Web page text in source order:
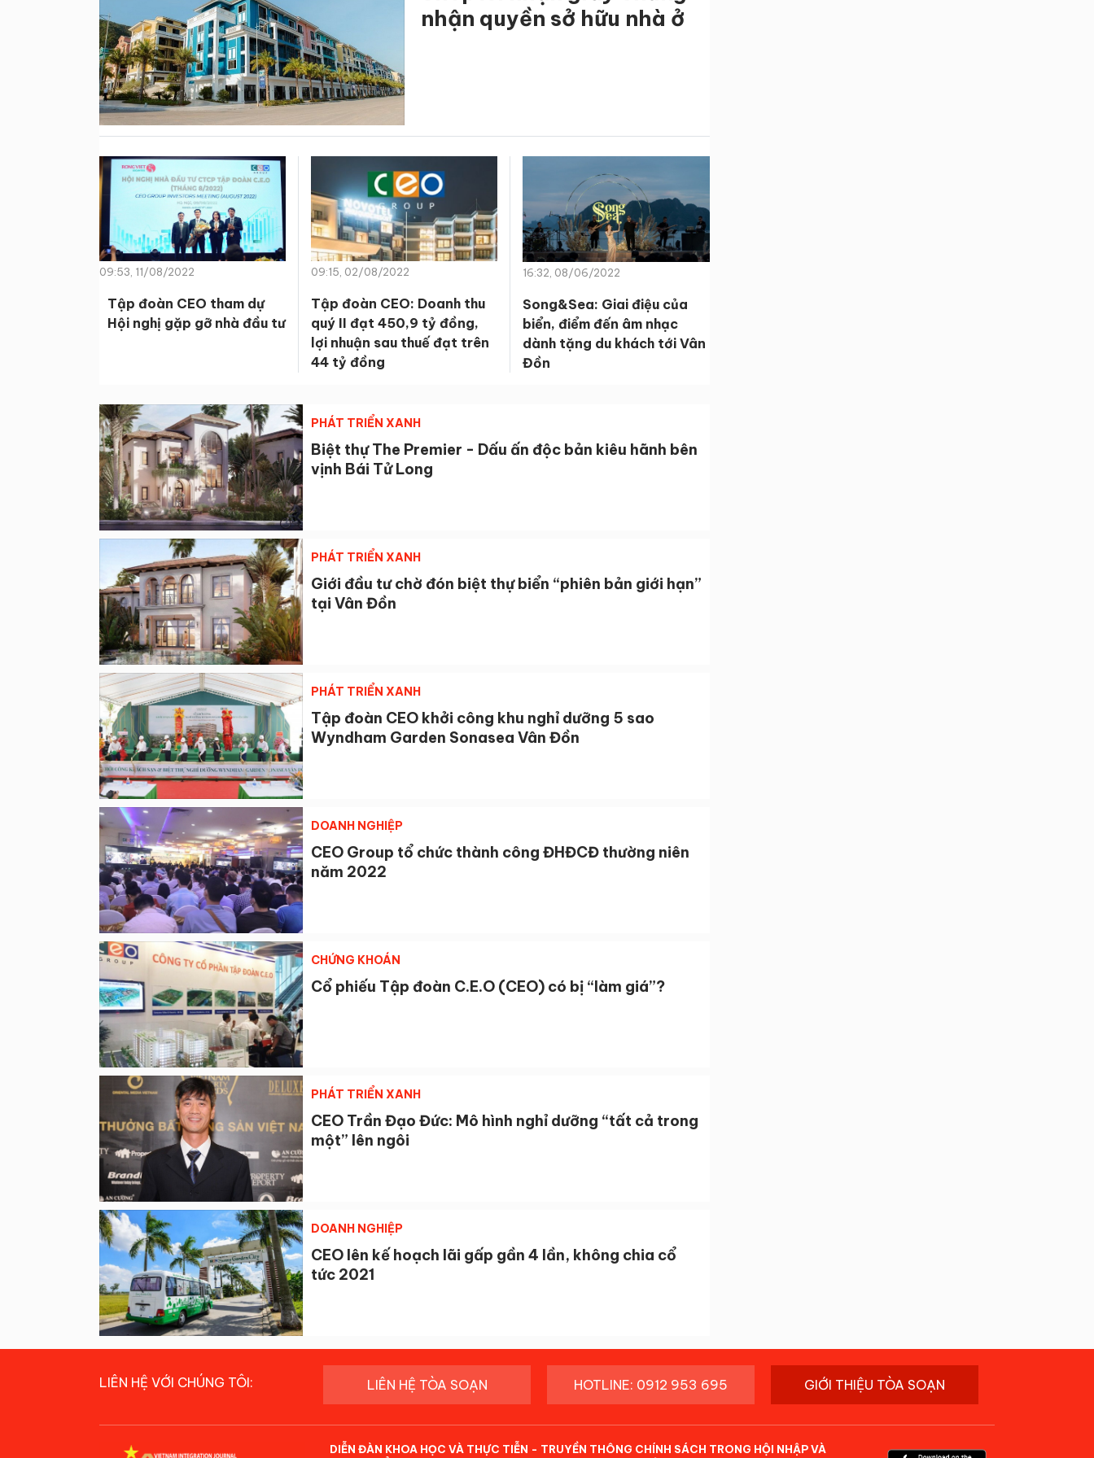
nhận quyền sở hữu nhà ở
09:53, 11/08/2022
Tập đoàn CEO tham dự
Hội nghị gặp gỡ nhà đầu tư
09:15, 02/08/2022
Tập đoàn CEO: Doanh thu
quý II đạt 450,9 tỷ đồng,
lợi nhuận sau thuế đạt trên
44 tỷ đồng
16:32, 08/06/2022
Song&Sea: Giai điệu của
biển, điểm đến âm nhạc
dành tặng du khách tới Vân
Đồn
PHÁT TRIỂN XANH
Biệt thự The Premier - Dấu ấn độc bản kiêu hãnh bên
vịnh Bái Tử Long
PHÁT TRIỂN XANH
Giới đầu tư chờ đón biệt thự biển “phiên bản giới hạn”
tại Vân Đồn
PHÁT TRIỂN XANH
Tập đoàn CEO khởi công khu nghỉ dưỡng 5 sao
Wyndham Garden Sonasea Vân Đồn
DOANH NGHIỆP
CEO Group tổ chức thành công ĐHĐCĐ thường niên
năm 2022
CHỨNG KHOÁN
Cổ phiếu Tập đoàn C.E.O (CEO) có bị “làm giá”?
PHÁT TRIỂN XANH
CEO Trần Đạo Đức: Mô hình nghỉ dưỡng “tất cả trong
một” lên ngôi
DOANH NGHIỆP
CEO lên kế hoạch lãi gấp gần 4 lần, không chia cổ
tức 2021
LIÊN HỆ VỚI CHÚNG TÔI: LIÊN HỆ TÒA SOẠN HOTLINE: 0912 953 695 GIỚI THIỆU TÒA SOẠN
DIỄN ĐÀN KHOA HỌC VÀ THỰC TIỄN - TRUYỀN THÔNG CHÍNH SÁCH TRONG HỘI NHẬP VÀ